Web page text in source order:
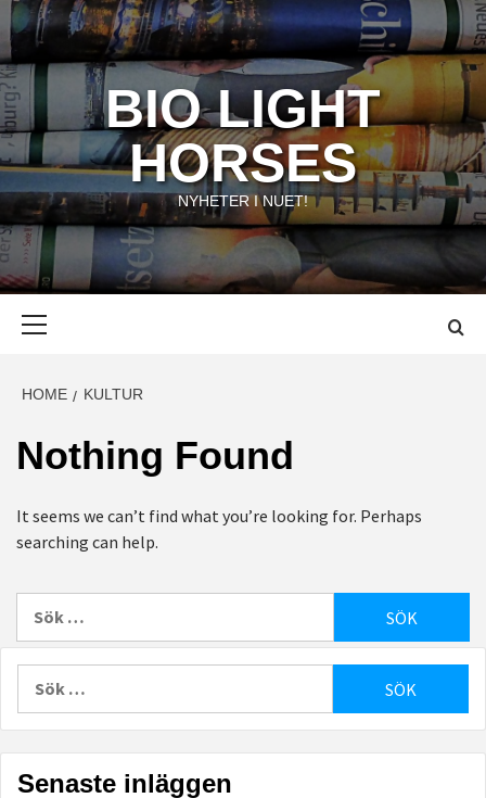
Skip
to
content
BIO LIGHT
HORSES
NYHETER I NUET!
HOME KULTUR
Nothing Found
It seems we can’t find what you’re looking for. Perhaps
searching can help.
Senaste inläggen